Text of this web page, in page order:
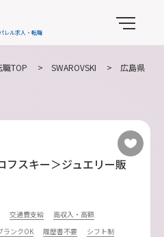
レル求人・転職
TOP > SWAROVSKI > 広島県
スキー＞ジュエリー販
交通費支給
高収入・高額
ランクOK 履歴書不要
シフト制